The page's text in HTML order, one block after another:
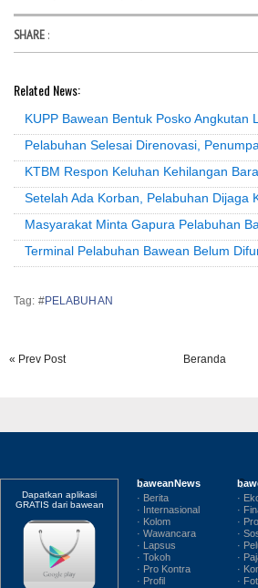
SHARE :
Related News:
KUPP Bawean Bentuk Posko Angkutan
Pelabuhan Selesai Direnovasi,
KTBM Respon Keluhan Kehilangan
Setelah Ada Korban, Pelabuhan Dijaga
Masyarakat Minta Gapura Pelabuhan
Terminal Pelabuhan Bawean Belum
Tag: #PELABUHAN
« Prev Post Beranda
Dapatkan aplikasi
GRATIS dari bawean
baweanNews
· Berita
· Internasional
· Kolom
· Wawancara
· Lapsus
· Tokoh
· Pro Kontra
· Profil
·
·
·
·
·
·
·
·